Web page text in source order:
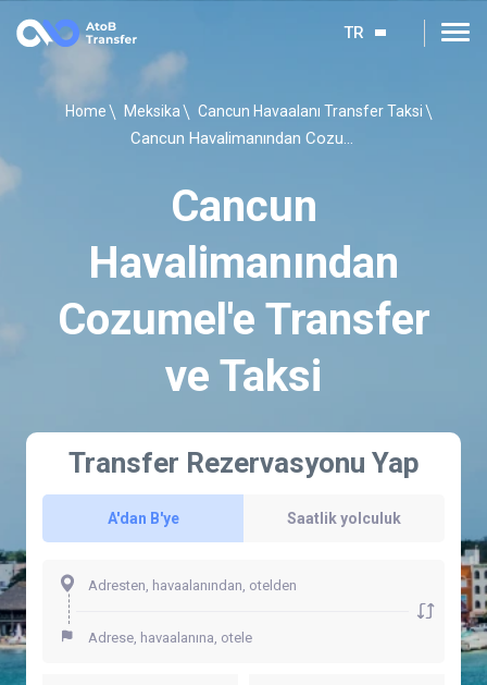
TR
Home Meksika Cancun Havaalanı Transfer Taksi
Cancun Havalimanından Cozumel'e Transfer ve Taksi
Cancun
Havalimanından
Cozumel'e Transfer
ve Taksi
Transfer Rezervasyonu Yap
A'dan B'ye Saatlik yolculuk